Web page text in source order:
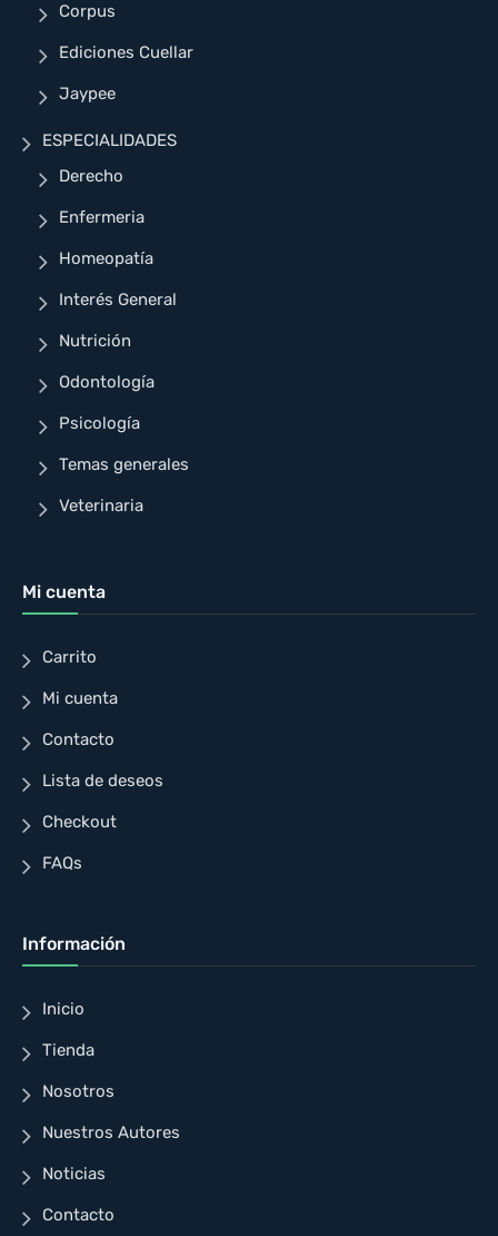
Corpus
Ediciones Cuellar
Jaypee
ESPECIALIDADES
Derecho
Enfermeria
Homeopatía
Interés General
Nutrición
Odontología
Psicología
Temas generales
Veterinaria
Mi cuenta
Carrito
Mi cuenta
Contacto
Lista de deseos
Checkout
FAQs
Información
Inicio
Tienda
Nosotros
Nuestros Autores
Noticias
Contacto